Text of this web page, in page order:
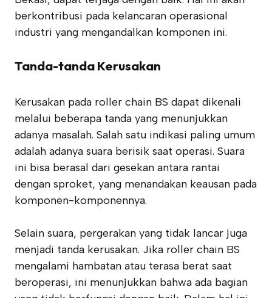
berkontribusi pada kelancaran operasional
industri yang mengandalkan komponen ini.
Tanda-tanda Kerusakan
Kerusakan pada roller chain BS dapat dikenali
melalui beberapa tanda yang menunjukkan
adanya masalah. Salah satu indikasi paling umum
adalah adanya suara berisik saat operasi. Suara
ini bisa berasal dari gesekan antara rantai
dengan sproket, yang menandakan keausan pada
komponen-komponennya.
Selain suara, pergerakan yang tidak lancar juga
menjadi tanda kerusakan. Jika roller chain BS
mengalami hambatan atau terasa berat saat
beroperasi, ini menunjukkan bahwa ada bagian